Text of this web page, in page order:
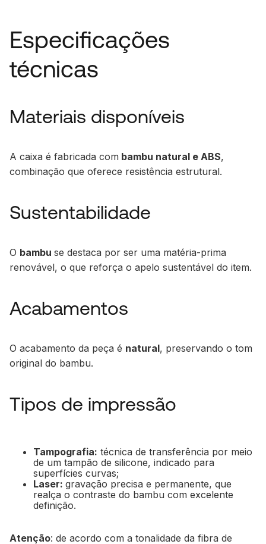
Especificações
técnicas
Materiais disponíveis
A caixa é fabricada com bambu natural e ABS,
combinação que oferece resistência estrutural.
Sustentabilidade
O bambu se destaca por ser uma matéria-prima
renovável, o que reforça o apelo sustentável do item.
Acabamentos
O acabamento da peça é natural, preservando o tom
original do bambu.
Tipos de impressão
Tampografia: técnica de transferência por meio
de um tampão de silicone, indicado para
superfícies curvas;
Laser: gravação precisa e permanente, que
realça o contraste do bambu com excelente
definição.
Atenção: de acordo com a tonalidade da fibra de